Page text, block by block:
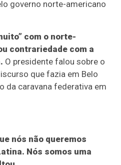
governo norte-americano
com o norte-
contrariedade com a
O presidente falou sobre o
que fazia em Belo
da caravana federativa em
nós não queremos
Nós somos uma